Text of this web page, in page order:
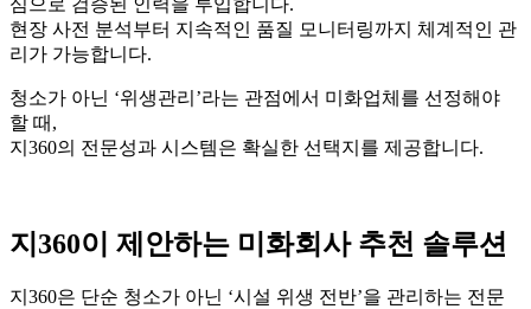
현장 사전 분석부터 지속적인 품질 모니터링까지 체계적인 관
리가 가능합니다.
청소가 아닌 ‘위생관리’라는 관점에서 미화업체를 선정해야
할 때,
지360의 전문성과 시스템은 확실한 선택지를 제공합니다.
지360이 제안하는 미화회사 추천 솔루션
지360은 단순 청소가 아닌 ‘시설 위생 전반’을 관리하는 전문